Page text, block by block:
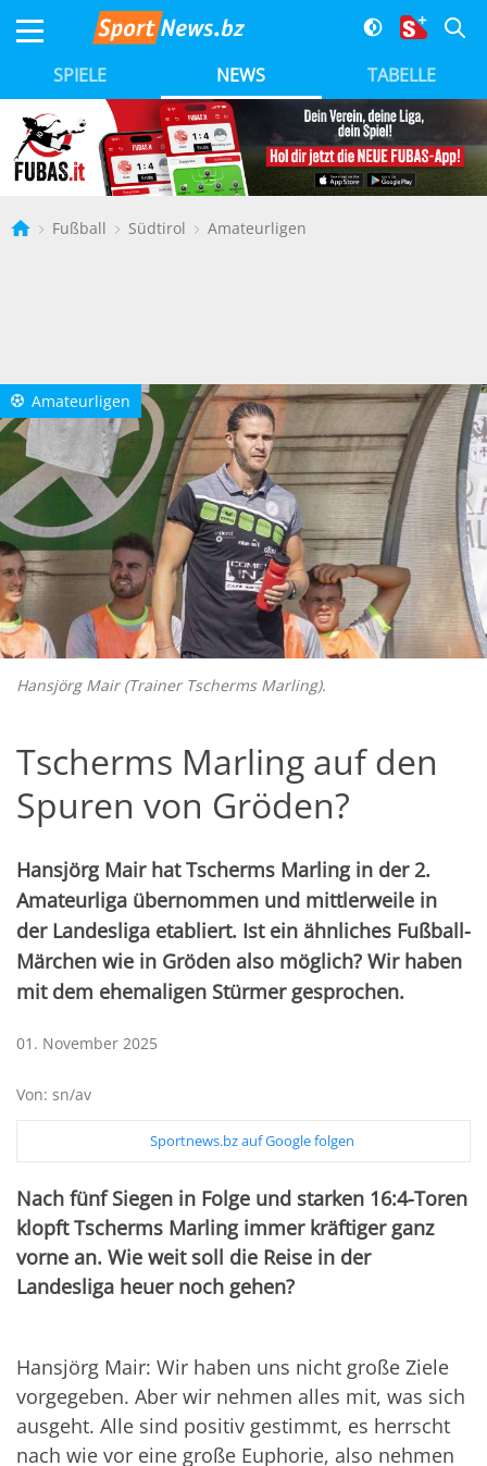
SPIELE NEWS TABELLE
Fußball Südtirol Amateurligen
a Amateurligen
Hansjörg Mair (Trainer Tscherms Marling).
Tscherms Marling auf den
Spuren von Gröden?
Hansjörg Mair hat Tscherms Marling in der 2.
Amateurliga übernommen und mittlerweile in
der Landesliga etabliert. Ist ein ähnliches Fußball-
Märchen wie in Gröden also möglich? Wir haben
mit dem ehemaligen Stürmer gesprochen.
01. November 2025
Von: sn/av
Sportnews.bz auf Google folgen
Nach fünf Siegen in Folge und starken 16:4-Toren
klopft Tscherms Marling immer kräftiger ganz
vorne an. Wie weit soll die Reise in der
Landesliga heuer noch gehen?
Hansjörg Mair: Wir haben uns nicht große Ziele
vorgegeben. Aber wir nehmen alles mit, was sich
ausgeht. Alle sind positiv gestimmt, es herrscht
nach wie vor eine große Euphorie, also nehmen